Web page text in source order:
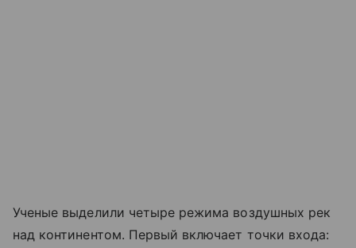
Ученые выделили четыре режима воздушных рек
над континентом. Первый включает точки входа: